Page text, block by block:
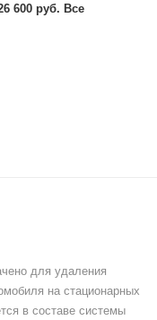
600 руб. Все
для удаления
на стационарных
в составе системы